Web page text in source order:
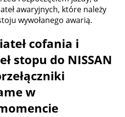
awaryjnych, które należy
wywołanego awarią.
cofania i
stopu do NISSAN
w